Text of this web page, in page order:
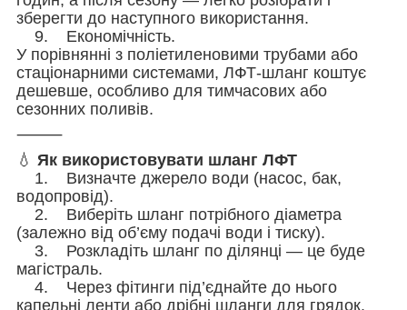
зберегти до наступного використання.
9. Економічність.
У порівнянні з поліетиленовими трубами або
стаціонарними системами, ЛФТ-шланг коштує
дешевше, особливо для тимчасових або
сезонних поливів.
⸻
💧 Як використовувати шланг ЛФТ
1. Визначте джерело води (насос, бак,
водопровід).
2. Виберіть шланг потрібного діаметра
(залежно від об’єму подачі води і тиску).
3. Розкладіть шланг по ділянці — це буде
магістраль.
4. Через фітинги під’єднайте до нього
капельні ленти або дрібні шланги для грядок.